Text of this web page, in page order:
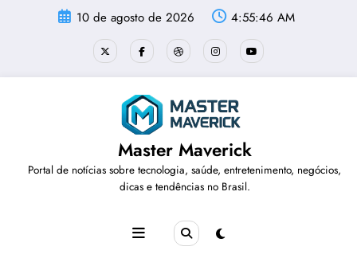
10 de agosto de 2026 4:55:46 AM
Master Maverick
Portal de notícias sobre tecnologia, saúde, entretenimento, negócios,
dicas e tendências no Brasil.